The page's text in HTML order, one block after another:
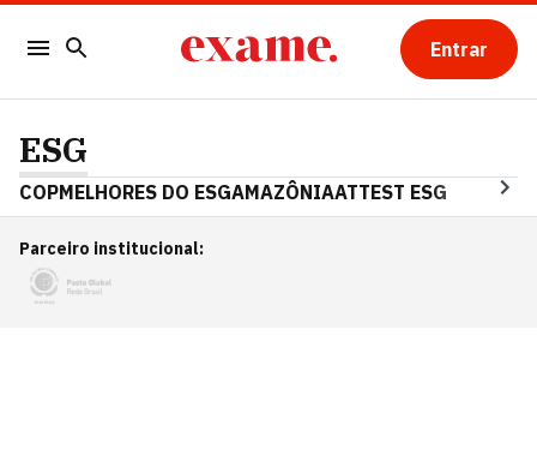
Entrar
ESG
COPMELHORES DO ESGAMAZÔNIAATTEST ESG
Parceiro institucional: